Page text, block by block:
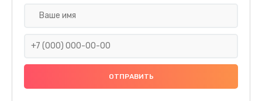
Ремонт подсветки